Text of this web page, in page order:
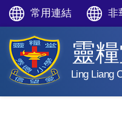
常用連結 非
靈
Ling Liang